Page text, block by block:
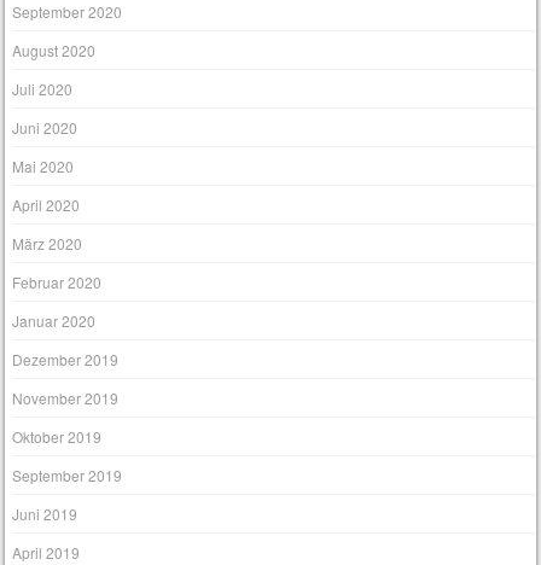
September 2020
August 2020
Juli 2020
Juni 2020
Mai 2020
April 2020
März 2020
Februar 2020
Januar 2020
Dezember 2019
November 2019
Oktober 2019
September 2019
Juni 2019
April 2019